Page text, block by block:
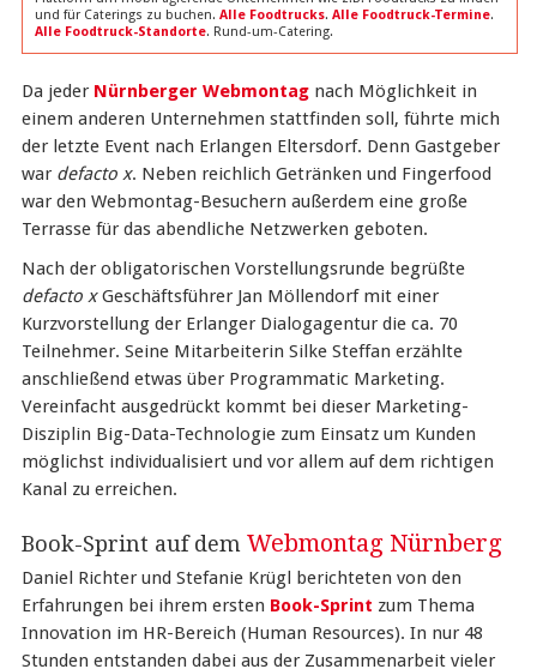
und für Caterings zu buchen. Alle Foodtrucks. Alle Foodtruck-Termine.
Alle Foodtruck-Standorte. Rund-um-Catering.
Da jeder Nürnberger Webmontagnach Möglichkeit in
einem anderen Unternehmen stattfinden soll, führte mich
der letzte Event nach Erlangen Eltersdorf. Denn Gastgeber
war defacto x. Neben reichlich Getränken und Fingerfood
war den Webmontag-Besuchern außerdem eine große
Terrasse für das abendliche Netzwerken geboten.
Nach der obligatorischen Vorstellungsrunde begrüßte
defacto xGeschäftsführer Jan Möllendorf mit einer
Kurzvorstellung der Erlanger Dialogagentur die ca. 70
Teilnehmer. Seine Mitarbeiterin Silke Steffan erzählte
anschließend etwas über Programmatic Marketing.
Vereinfacht ausgedrückt kommt bei dieser Marketing-
Disziplin Big-Data-Technologie zum Einsatz um Kunden
möglichst individualisiert und vor allem auf dem richtigen
Kanal zu erreichen.
Book-Sprint auf dem Webmontag Nürnberg
Daniel Richter und Stefanie Krügl berichteten von den
Erfahrungen bei ihrem ersten Book-Sprint zum Thema
Innovation im HR-Bereich (Human Resources). In nur 48
Stunden entstanden dabei aus der Zusammenarbeit vieler